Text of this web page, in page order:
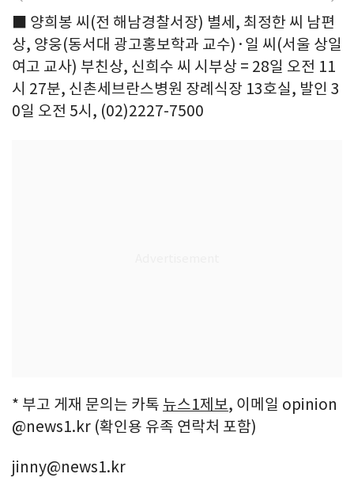
■ 양희봉 씨(전 해남경찰서장) 별세, 최정한 씨 남편
상, 양웅(동서대 광고홍보학과 교수)·일 씨(서울 상일
여고 교사) 부친상, 신희수 씨 시부상 = 28일 오전 11
시 27분, 신촌세브란스병원 장례식장 13호실, 발인 3
0일 오전 5시, (02)2227-7500
* 부고 게재 문의는 카톡 뉴스1제보, 이메일 opinion
@news1.kr (확인용 유족 연락처 포함)
jinny@news1.kr